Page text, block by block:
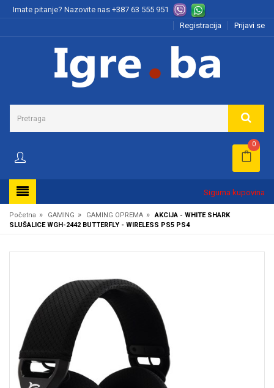
Imate pitanje? Nazovite nas +387 63 555 951
Registracija
Prijavi se
0
Sigurna kupovina
Početna » GAMING » GAMING OPREMA »
AKCIJA - WHITE SHARK
SLUŠALICE WGH-2442 BUTTERFLY - WIRELESS PS5 PS4